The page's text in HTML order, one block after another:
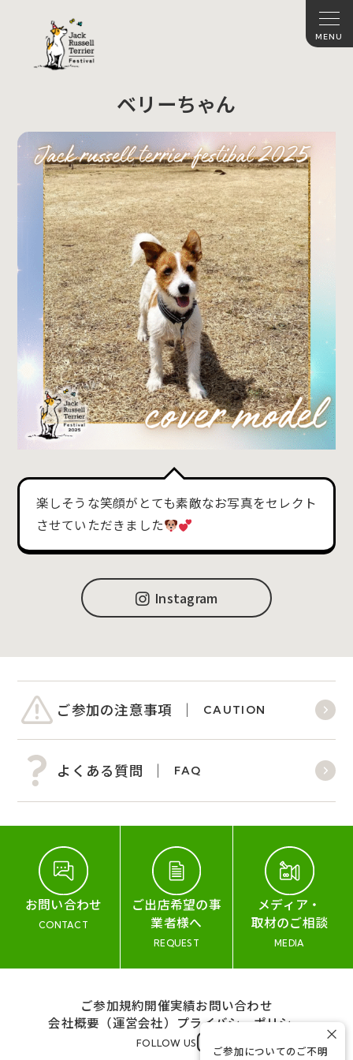
ベリーちゃん
楽しそうな笑顔がとても素敵なお写真をセレクト
させていただきました
Instagram
ご参加の注意事項 CAUTION
よくある質問 FAQ
お問い合わせ
CONTACT
ご出店希望の事
業者様へ
REQUEST
メディア・
取材のご相談
MEDIA
ご参加規約開催実績お問い合わせ
会社概要（運営会社） プライバシーポリシー
FOLLOW US
ご参加についてのご不明
×